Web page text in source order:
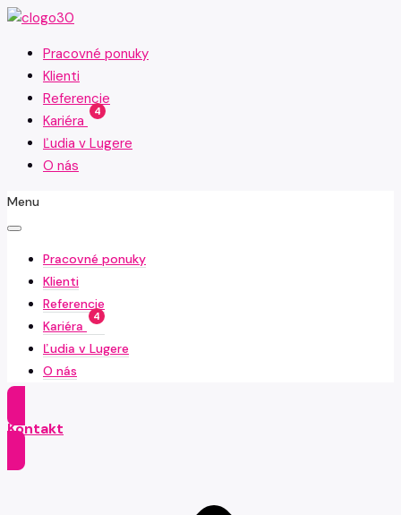
Pracovné ponuky
Klienti
Referencie
Kariéra
4
Ľudia v Lugere
O nás
Menu
Pracovné ponuky
Klienti
Referencie
Kariéra
4
Ľudia v Lugere
O nás
Kontakt